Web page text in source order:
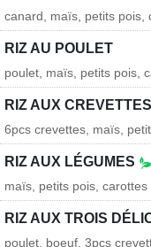
canard, maïs, petits pois,
RIZ AU POULET
poulet, maïs, petits pois,
RIZ AUX CREVETTES
6pcs crevettes, maïs,
RIZ AUX LÉGUMES
maïs, petits pois,
RIZ AUX TROIS
poulet, boeuf, 3pcs